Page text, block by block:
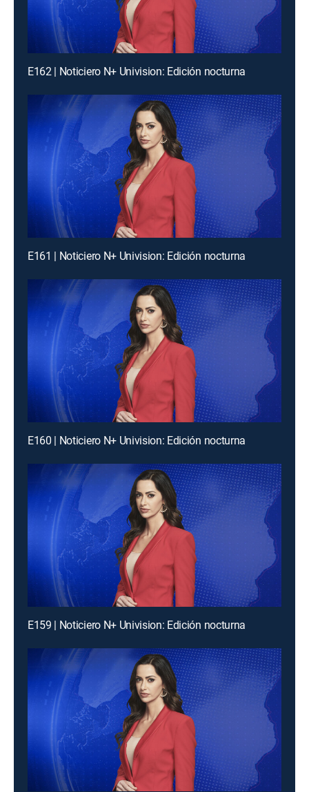
E162 | Noticiero N+ Univision: Edición nocturna
E161 | Noticiero N+ Univision: Edición nocturna
E160 | Noticiero N+ Univision: Edición nocturna
E159 | Noticiero N+ Univision: Edición nocturna